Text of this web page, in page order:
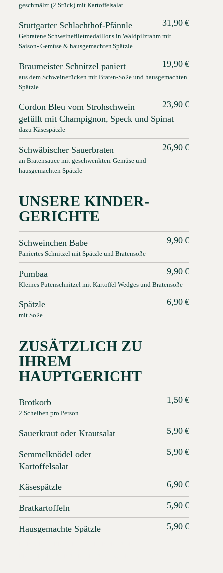
geschmälzt (2 Stück) mit Kartoffelsalat
31,90 €
Stuttgarter Schlachthof-Pfännle
Gebratene Schweinefiletmedaillons in Waldpilzrahm mit
Saison- Gemüse & hausgemachten Spätzle
19,90 €
Braumeister Schnitzel paniert
aus dem Schweinerücken mit Braten-Soße und hausgemachten
Spätzle
23,90 €
Cordon Bleu vom Strohschwein
gefüllt mit Champignon, Speck und Spinat
dazu Käsespätzle
26,90 €
Schwäbischer Sauerbraten
an Bratensauce mit geschwenktem Gemüse und
hausgemachten Spätzle
UNSERE KINDER-
GERICHTE
9,90 €
Schweinchen Babe
Paniertes Schnitzel mit Spätzle und Bratensoße
9,90 €
Pumbaa
Kleines Putenschnitzel mit Kartoffel Wedges und Bratensoße
6,90 €
Spätzle
mit Soße
ZUSÄTZLICH ZU
IHREM
HAUPTGERICHT
1,50 €
Brotkorb
2 Scheiben pro Person
5,90 €
Sauerkraut oder Krautsalat
5,90 €
Semmelknödel oder
Kartoffelsalat
6,90 €
Käsespätzle
5,90 €
Bratkartoffeln
5,90 €
Hausgemachte Spätzle